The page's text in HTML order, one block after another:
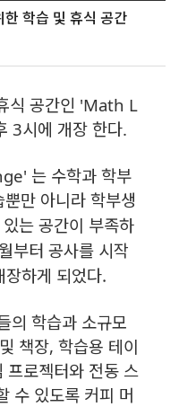
학습 및 휴식 공간
식 공간인 'Math L
3시에 개장 한다.
는 수학과 학부
만 아니라 학부생
는 공간이 부족하
부터 공사를 시작
하게 되었다.
학습과 소규모
책장, 학습용 테이
프로젝터와 전동 스
수 있도록 커피 머